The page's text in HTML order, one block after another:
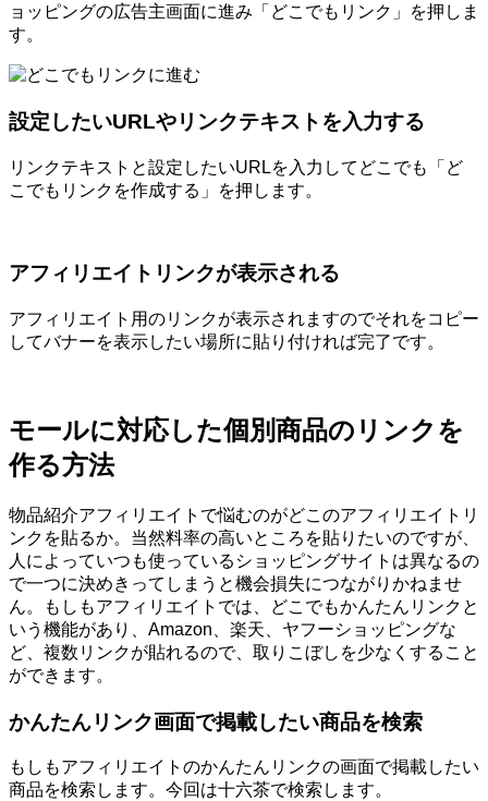
ョッピングの広告主画面に進み「どこでもリンク」を押しま
す。
設定したいURLやリンクテキストを入力する
リンクテキストと設定したいURLを入力してどこでも「ど
こでもリンクを作成する」を押します。
アフィリエイトリンクが表示される
アフィリエイト用のリンクが表示されますのでそれをコピー
してバナーを表示したい場所に貼り付ければ完了です。
モールに対応した個別商品のリンクを
作る方法
物品紹介アフィリエイトで悩むのがどこのアフィリエイトリ
ンクを貼るか。当然料率の高いところを貼りたいのですが、
人によっていつも使っているショッピングサイトは異なるの
で一つに決めきってしまうと機会損失につながりかねませ
ん。もしもアフィリエイトでは、どこでもかんたんリンクと
いう機能があり、Amazon、楽天、ヤフーショッピングな
ど、複数リンクが貼れるので、取りこぼしを少なくすること
ができます。
かんたんリンク画面で掲載したい商品を検索
もしもアフィリエイトのかんたんリンクの画面で掲載したい
商品を検索します。今回は十六茶で検索します。